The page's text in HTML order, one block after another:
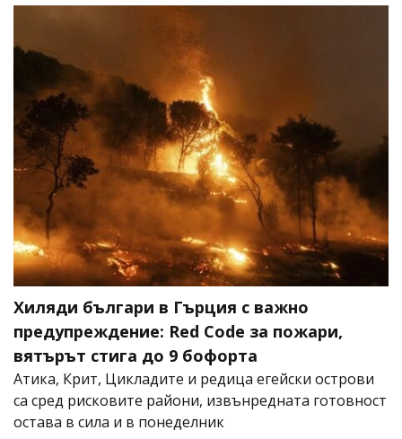
Хиляди българи в Гърция с важно
предупреждение: Red Code за пожари,
вятърът стига до 9 бофорта
Атика, Крит, Цикладите и редица егейски острови
са сред рисковите райони, извънредната готовност
остава в сила и в понеделник